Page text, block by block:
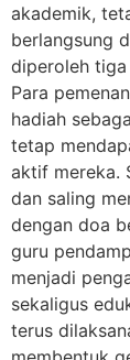
akademik,
berlangsung
diperoleh tiga
Para
hadiah
tetap
aktif mereka.
dan saling
dengan doa
guru
menjadi
sekaligus
terus